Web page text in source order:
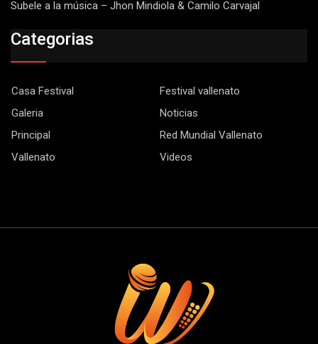
Subele a la música – Jhon Mindiola & Camilo Carvajal
Categorias
Casa Festival
Festival vallenato
Galeria
Noticias
Principal
Red Mundial Vallenato
Vallenato
Videos